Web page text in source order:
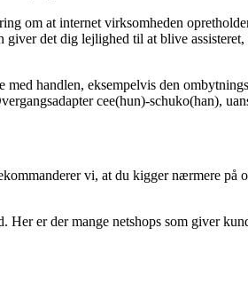
om at internet virksomheden
det dig lejlighed til at blive
handlen, eksempelvis den
cee(hun)-schuko(han),
vi, at du kigger nærmere på
er der mange netshops som giver